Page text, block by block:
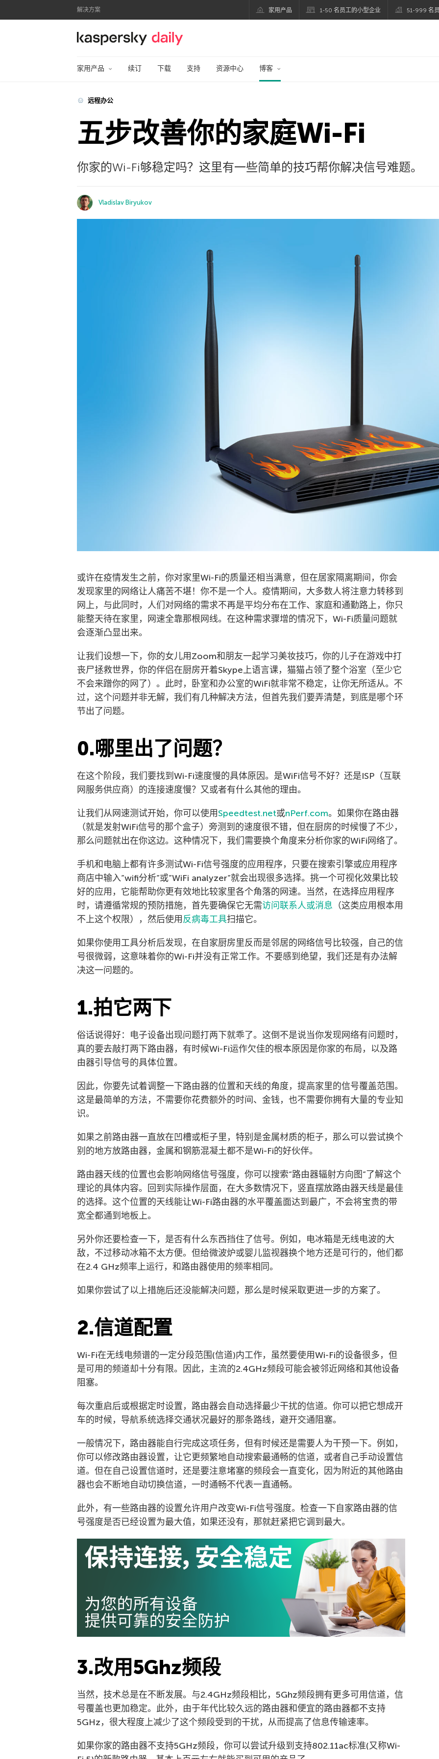
解决方案 家用产品 1-50 名员工的小型企业 51-999 名
卡巴斯基官方博客
家用产品 续订 下载 支持 资源中心 博客
远程办公
五步改善你的家庭Wi-Fi
你家的Wi-Fi够稳定吗？这里有一些简单的技巧帮你解决信号难题。
Vladislav Biryukov
或许在疫情发生之前，你对家里Wi-Fi的质量还相当满意，但在居家隔离期间，你会
发现家里的网络让人痛苦不堪！你不是一个人。疫情期间，大多数人将注意力转移到
网上，与此同时，人们对网络的需求不再是平均分布在工作、家庭和通勤路上，你只
能整天待在家里，网速全靠那根网线。在这种需求骤增的情况下，Wi-Fi质量问题就
会逐渐凸显出来。
让我们设想一下，你的女儿用Zoom和朋友一起学习美妆技巧，你的儿子在游戏中打
丧尸拯救世界，你的伴侣在厨房开着Skype上语言课，猫猫占领了整个浴室（至少它
不会来蹭你的网了）。此时，卧室和办公室的WiFi就非常不稳定，让你无所适从。不
过，这个问题并非无解，我们有几种解决方法，但首先我们要弄清楚，到底是哪个环
节出了问题。
0.哪里出了问题？
在这个阶段，我们要找到Wi-Fi速度慢的具体原因。是WiFi信号不好？还是ISP（互联
网服务供应商）的连接速度慢？又或者有什么其他的理由。
让我们从网速测试开始，你可以使用Speedtest.net或nPerf.com。如果你在路由器
（就是发射WiFi信号的那个盒子）旁测到的速度很不错，但在厨房的时候慢了不少，
那么问题就出在你这边。这种情况下，我们需要换个角度来分析你家的WiFi网络了。
手机和电脑上都有许多测试Wi-Fi信号强度的应用程序，只要在搜索引擎或应用程序
商店中输入”wifi分析”或”WiFi analyzer”就会出现很多选择。挑一个可视化效果比较
好的应用，它能帮助你更有效地比较家里各个角落的网速。当然，在选择应用程序
时，请遵循常规的预防措施，首先要确保它无需访问联系人或消息 （这类应用根本用
不上这个权限），然后使用反病毒工具扫描它。
如果你使用工具分析后发现，在自家厨房里反而是邻居的网络信号比较强，自己的信
号很微弱，这意味着你的Wi-Fi并没有正常工作。不要感到绝望，我们还是有办法解
决这一问题的。
1.拍它两下
俗话说得好：电子设备出现问题打两下就乖了。这倒不是说当你发现网络有问题时，
真的要去敲打两下路由器，有时候Wi-Fi运作欠佳的根本原因是你家的布局，以及路
由器引导信号的具体位置。
因此，你要先试着调整一下路由器的位置和天线的角度，提高家里的信号覆盖范围。
这是最简单的方法，不需要你花费额外的时间、金钱，也不需要你拥有大量的专业知
识。
如果之前路由器一直放在凹槽或柜子里，特别是金属材质的柜子，那么可以尝试换个
别的地方放路由器，金属和钢筋混凝土都不是Wi-Fi的好伙伴。
路由器天线的位置也会影响网络信号强度，你可以搜索”路由器辐射方向图”了解这个
理论的具体内容。回到实际操作层面，在大多数情况下，竖直摆放路由器天线是最佳
的选择。这个位置的天线能让Wi-Fi路由器的水平覆盖面达到最广，不会将宝贵的带
宽全都通到地板上。
另外你还要检查一下，是否有什么东西挡住了信号。例如，电冰箱是无线电波的大
敌，不过移动冰箱不太方便。但给微波炉或婴儿监视器换个地方还是可行的，他们都
在2.4 GHz频率上运行，和路由器使用的频率相同。
如果你尝试了以上措施后还没能解决问题，那么是时候采取更进一步的方案了。
2.信道配置
Wi-Fi在无线电频谱的一定分段范围(信道)内工作，虽然要使用Wi-Fi的设备很多，但
是可用的频道却十分有限。因此，主流的2.4GHz频段可能会被邻近网络和其他设备
阻塞。
每次重启后或根据定时设置，路由器会自动选择最少干扰的信道。你可以把它想成开
车的时候，导航系统选择交通状况最好的那条路线，避开交通阻塞。
一般情况下，路由器能自行完成这项任务，但有时候还是需要人为干预一下。例如，
你可以修改路由器设置，让它更频繁地自动搜索最通畅的信道，或者自己手动设置信
道。但在自己设置信道时，还是要注意堵塞的频段会一直变化，因为附近的其他路由
器也会不断地自动切换信道，一时通畅不代表一直通畅。
此外，有一些路由器的设置允许用户改变Wi-Fi信号强度。检查一下自家路由器的信
号强度是否已经设置为最大值，如果还没有，那就赶紧把它调到最大。
3.改用5Ghz频段
当然，技术总是在不断发展。与2.4GHz频段相比，5Ghz频段拥有更多可用信道，信
号覆盖也更加稳定。此外，由于年代比较久远的路由器和便宜的路由器都不支持
5GHz，很大程度上减少了这个频段受到的干扰，从而提高了信息传输速率。
如果你家的路由器不支持5GHz频段，你可以尝试升级到支持802.11ac标准(又称Wi-